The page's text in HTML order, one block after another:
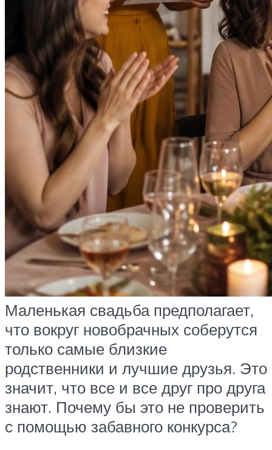
Маленькая свадьба предполагает,
что вокруг новобрачных соберутся
только самые близкие
родственники и лучшие друзья. Это
значит, что все и все друг про друга
знают. Почему бы это не проверить
с помощью забавного конкурса?